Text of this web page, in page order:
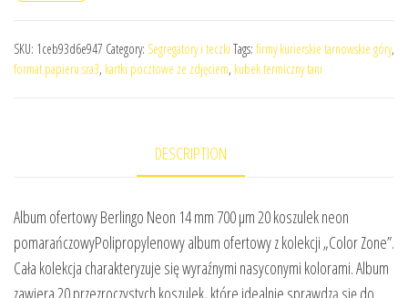
SKU: 1ceb93d6e947 Category: Segregatory i teczki Tags: firmy kurierskie tarnowskie góry,
format papieru sra3, kartki pocztowe ze zdjęciem, kubek termiczny tani
DESCRIPTION
Album ofertowy Berlingo Neon 14 mm 700 μm 20 koszulek neon
pomarańczowyPolipropylenowy album ofertowy z kolekcji „Color Zone”.
Cała kolekcja charakteryzuje się wyraźnymi nasyconymi kolorami. Album